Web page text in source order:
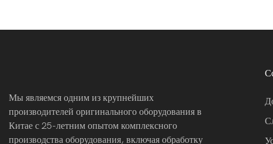
Мы являемся одним из крупнейших
производителей оригинального оборудования в
Китае с 25-летним опытом комплексного
производства оборудования, включая обработку